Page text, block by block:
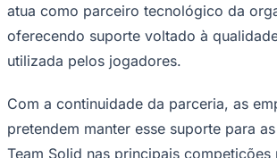
atua como parceiro tecnológico da
oferecendo suporte voltado à
utilizada pelos jogadores.
Com a continuidade da parceria, as
pretendem manter esse suporte para
Team Solid nas principais competições